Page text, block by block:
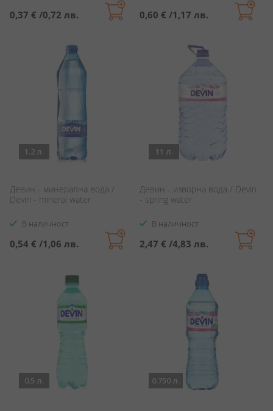
0,37 € /0,72 лв. 0,60 € /1,17 лв.
1.2 л.
Девин - минерална вода /
Devin - mineral water
В наличност
0,54 € /1,06 лв.
11 л.
Девин - изворна вода / Devin
- spring water
В наличност
2,47 € /4,83 лв.
0.5 л. 0.750 л.